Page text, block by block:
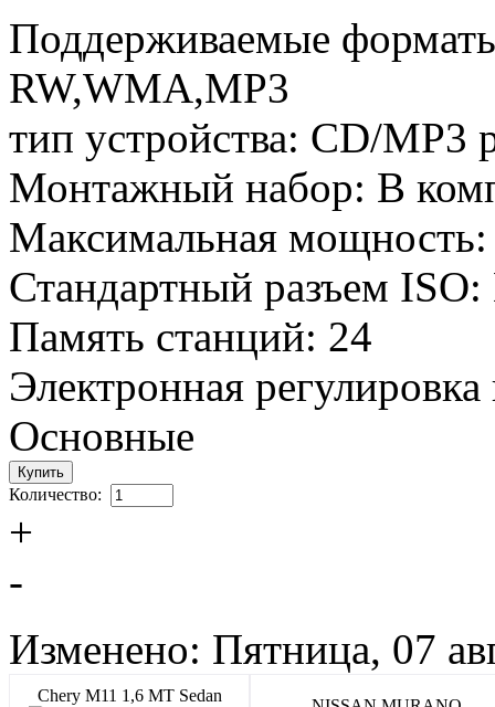
Поддерживаемые
RW,WMA,MP3
тип устройства: CD/MP3
Монтажный набор: В
Максимальная
Стандартный разъем ISO:
Память станций: 24
Электронная
Основные
Количество:
+
-
Изменено: Пятница, 07
Chery M11 1,6 MT Sedan